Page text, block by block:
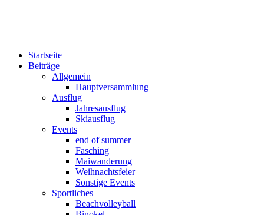
Startseite
Beiträge
Allgemein
Hauptversammlung
Ausflug
Jahresausflug
Skiausflug
Events
end of summer
Fasching
Maiwanderung
Weihnachtsfeier
Sonstige Events
Sportliches
Beachvolleyball